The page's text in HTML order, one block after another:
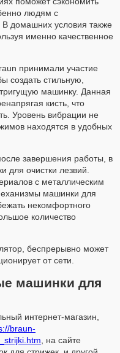
людям с
домашних условия также
именно качественное
принимали участие
создать стильную,
машинку. Данная
кисть, что
Уровень вибрации не
находятся в удобных
завершения работы, в
для очистки лезвий.
с металлическим
машинки для
некомфортного
количество
беспрерывно может
от сети.
машинки для
интернет-магазин,
braun-
, на сайте